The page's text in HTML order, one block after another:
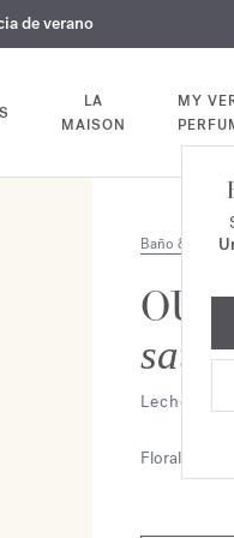
mooden su pedido*
hasta el 9 de agosto
de verano
LA
MAISON
MY
Baño &
OUD
satin
Leche
Floral